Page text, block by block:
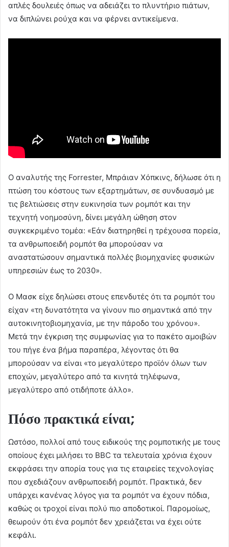
απλές δουλειές όπως να αδειάζει το πλυντήριο πιάτων,
να διπλώνει ρούχα και να φέρνει αντικείμενα.
Ο αναλυτής της Forrester, Μπράιαν Χόπκινς, δήλωσε ότι η
πτώση του κόστους των εξαρτημάτων, σε συνδυασμό με
τις βελτιώσεις στην ευκινησία των ρομπότ και την
τεχνητή νοημοσύνη, δίνει μεγάλη ώθηση στον
συγκεκριμένο τομέα: «Εάν διατηρηθεί η τρέχουσα πορεία,
τα ανθρωποειδή ρομπότ θα μπορούσαν να
αναστατώσουν σημαντικά πολλές βιομηχανίες φυσικών
υπηρεσιών έως το 2030».
Ο Μασκ είχε δηλώσει στους επενδυτές ότι τα ρομπότ του
είχαν «τη δυνατότητα να γίνουν πιο σημαντικά από την
αυτοκινητοβιομηχανία, με την πάροδο του χρόνου».
Μετά την έγκριση της συμφωνίας για το πακέτο αμοιβών
του πήγε ένα βήμα παραπέρα, λέγοντας ότι θα
μπορούσαν να είναι «το μεγαλύτερο προϊόν όλων των
εποχών, μεγαλύτερο από τα κινητά τηλέφωνα,
μεγαλύτερο από οτιδήποτε άλλο».
Πόσο πρακτικά είναι;
Ωστόσο, πολλοί από τους ειδικούς της ρομποτικής με τους
οποίους έχει μιλήσει το BBC τα τελευταία χρόνια έχουν
εκφράσει την απορία τους για τις εταιρείες τεχνολογίας
που σχεδιάζουν ανθρωποειδή ρομπότ. Πρακτικά, δεν
υπάρχει κανένας λόγος για τα ρομπότ να έχουν πόδια,
καθώς οι τροχοί είναι πολύ πιο αποδοτικοί. Παρομοίως,
θεωρούν ότι ένα ρομπότ δεν χρειάζεται να έχει ούτε
κεφάλι.